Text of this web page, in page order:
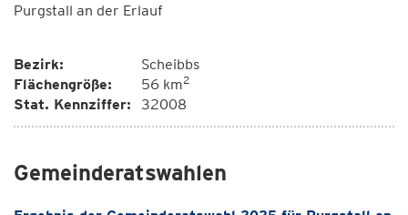
Purgstall an der Erlauf
Bezirk:
Scheibbs
Flächengröße:
56 km2
Stat. Kennziffer: 32008
Gemeinderatswahlen